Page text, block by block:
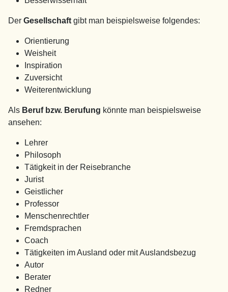
Der Gesellschaft gibt man beispielsweise folgendes:
Orientierung
Weisheit
Inspiration
Zuversicht
Weiterentwicklung
Als Beruf bzw. Berufung könnte man beispielsweise
ansehen:
Lehrer
Philosoph
Tätigkeit in der Reisebranche
Jurist
Geistlicher
Professor
Menschenrechtler
Fremdsprachen
Coach
Tätigkeiten im Ausland oder mit Auslandsbezug
Autor
Berater
Redner